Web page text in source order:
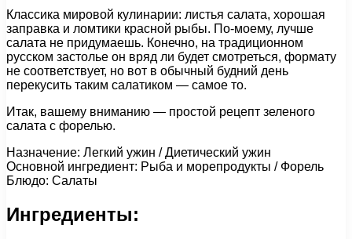
Классика мировой кулинарии: листья салата, хорошая
заправка и ломтики красной рыбы. По-моему, лучше
салата не придумаешь. Конечно, на традиционном
русском застолье он вряд ли будет смотреться, формату
не соответствует, но вот в обычный будний день
перекусить таким салатиком — самое то.
Итак, вашему вниманию — простой рецепт зеленого
салата с форелью.
Назначение: Легкий ужин / Диетический ужин
Основной ингредиент: Рыба и морепродукты / Форель
Блюдо: Салаты
Ингредиенты: